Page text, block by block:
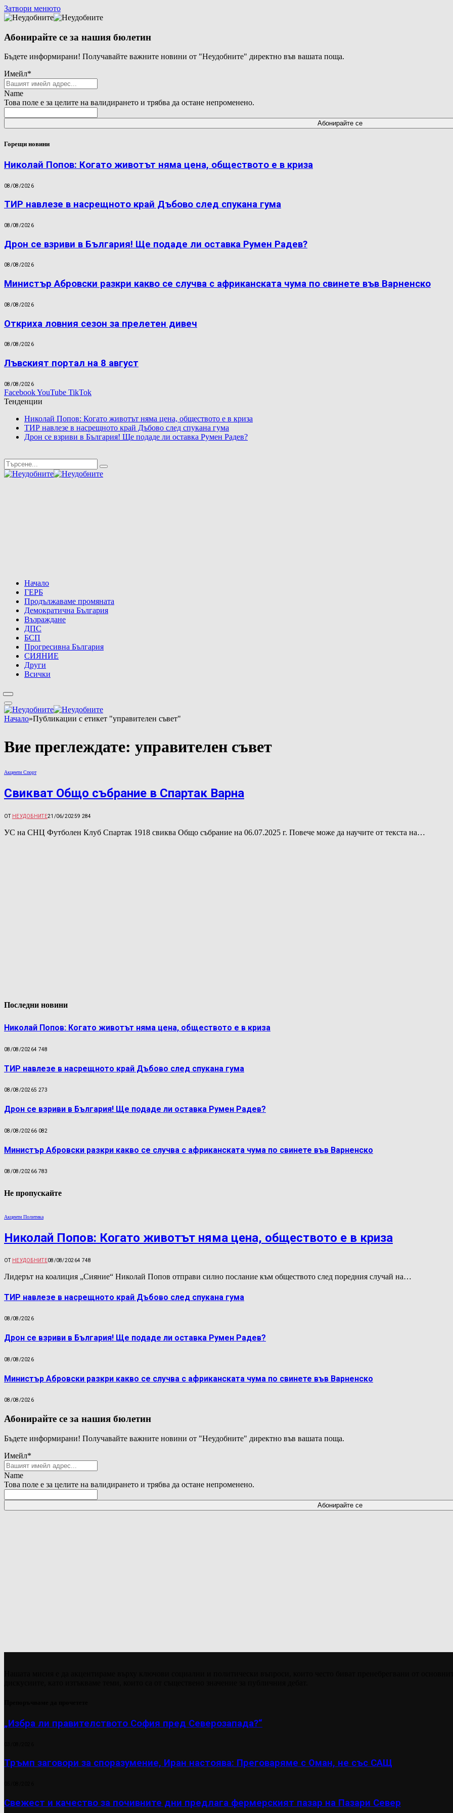
Затвори менюто
Абонирайте се за нашия бюлетин
Бъдете информирани! Получавайте важните новини от "Неудобните" директно във вашата поща.
Имейл*
Name
Това поле е за целите на валидирането и трябва да остане непроменено.
Горещи новини
Николай Попов: Когато животът няма цена, обществото е в криза
08/08/2026
ТИР навлезе в насрещното край Дъбово след спукана гума
08/08/2026
Дрон се взриви в България! Ще подаде ли оставка Румен Радев?
08/08/2026
Министър Абровски разкри какво се случва с африканската чума по свинете във Варненско
08/08/2026
Откриха ловния сезон за прелетен дивеч
08/08/2026
Лъвският портал на 8 август
08/08/2026
FacebookYouTube TikTok
Тенденции
Николай Попов: Когато животът няма цена, обществото е в криза
ТИР навлезе в насрещното край Дъбово след спукана гума
Дрон се взриви в България! Ще подаде ли оставка Румен Радев?
Начало
ГЕРБ
Продължаваме промяната
Демократична България
Възраждане
ДПС
БСП
Прогресивна България
СИЯНИЕ
Други
Всички
Начало»Публикации с етикет "управителен съвет"
Вие преглеждате: управителен съвет
Акценти Спорт
Свикват Общо събрание в Спартак Варна
ОТ НЕУДОБНИТЕ21/06/20259 284
УС на СНЦ Футболен Клуб Спартак 1918 свиква Общо събрание на 06.07.2025 г. Повече може да научите от текста на…
Последни новини
Николай Попов: Когато животът няма цена, обществото е в криза
08/08/20264 748
ТИР навлезе в насрещното край Дъбово след спукана гума
08/08/20265 273
Дрон се взриви в България! Ще подаде ли оставка Румен Радев?
08/08/20266 082
Министър Абровски разкри какво се случва с африканската чума по свинете във Варненско
08/08/20266 783
Не пропускайте
Акценти Политика
Николай Попов: Когато животът няма цена, обществото е в криза
ОТ НЕУДОБНИТЕ08/08/20264 748
Лидерът на коалиция „Сияние“ Николай Попов отправи силно послание към обществото след поредния случай на…
ТИР навлезе в насрещното край Дъбово след спукана гума
08/08/2026
Дрон се взриви в България! Ще подаде ли оставка Румен Радев?
08/08/2026
Министър Абровски разкри какво се случва с африканската чума по свинете във Варненско
08/08/2026
Абонирайте се за нашия бюлетин
Бъдете информирани! Получавайте важните новини от "Неудобните" директно във вашата поща.
Имейл*
Name
Това поле е за целите на валидирането и трябва да остане непроменено.
„Избра ли правителството София пред Северозапада?“
Тръмп заговори за споразумение, Иран настоява: Преговаряме с Оман, не със САЩ
Свежест и качество за почивните дни предлага фермерският пазар на Пазари Север